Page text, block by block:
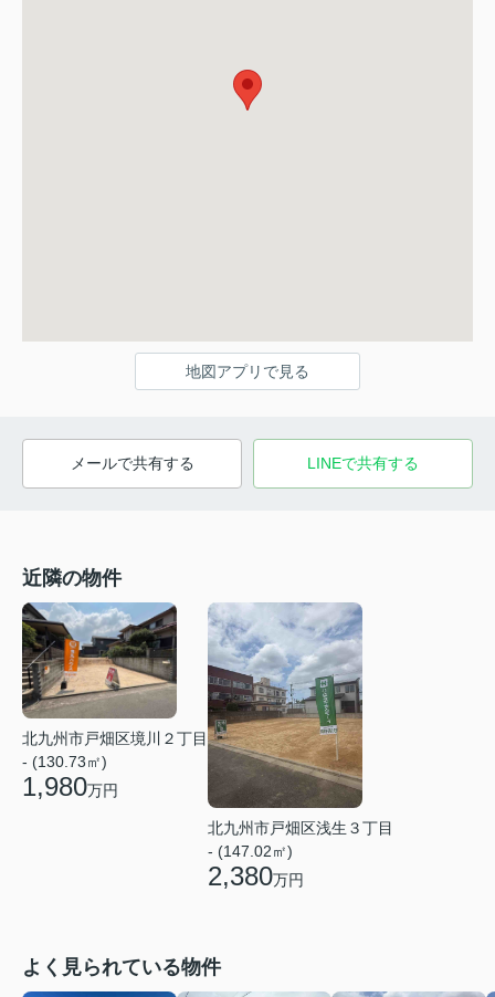
地図アプリで見る
メールで共有する LINEで共有する
近隣の物件
北九州市戸畑区境川２丁目
- (130.73㎡)
1,980万円
北九州市戸畑区浅生３丁目
- (147.02㎡)
2,380万円
よく見られている物件